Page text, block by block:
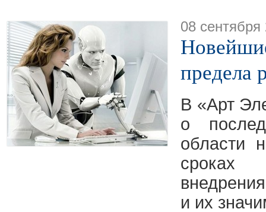
08 сентября
предела
В «Арт
о
области
сроках
и их